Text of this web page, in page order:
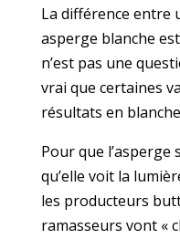
La différence entre
asperge blanche
n’est pas une
vrai que certaines
résultats en
Pour que
qu’elle voit la
les producteurs
ramasseurs vont «